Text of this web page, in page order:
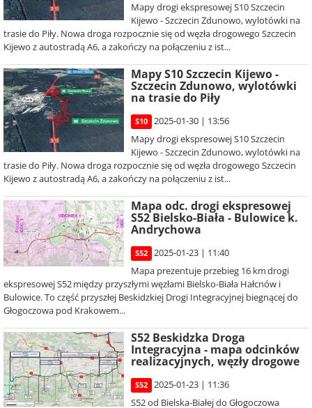
Mapy drogi ekspresowej S10 Szczecin
Kijewo - Szczecin Zdunowo, wylotówki na
trasie do Piły. Nowa droga rozpocznie się od węzła drogowego Szczecin
Kijewo z autostradą A6, a zakończy na połączeniu z ist...
Mapy S10 Szczecin Kijewo -
Szczecin Zdunowo, wylotówki
na trasie do Piły
S10
2025-01-30 | 13:56
Mapy drogi ekspresowej S10 Szczecin
Kijewo - Szczecin Zdunowo, wylotówki na
trasie do Piły. Nowa droga rozpocznie się od węzła drogowego Szczecin
Kijewo z autostradą A6, a zakończy na połączeniu z ist...
Mapa odc. drogi ekspresowej
S52 Bielsko-Biała - Bulowice k.
Andrychowa
S52
2025-01-23 | 11:40
Mapa prezentuje przebieg 16 km drogi
ekspresowej S52 między przyszłymi węzłami Bielsko-Biała Hałcnów i
Bulowice. To część przyszłej Beskidzkiej Drogi Integracyjnej biegnącej do
Głogoczowa pod Krakowem...
S52 Beskidzka Droga
Integracyjna - mapa odcinków
realizacyjnych, węzły drogowe
S52
2025-01-23 | 11:36
S52 od Bielska-Białej do Głogoczowa